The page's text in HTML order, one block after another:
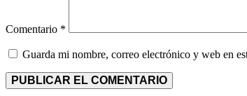
Comentario *
Guarda mi nombre, correo electrónico y web en